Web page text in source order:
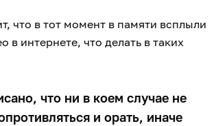
что в тот момент в памяти всплыли
в интернете, что делать в таких
что ни в коем случае не
и орать, иначе